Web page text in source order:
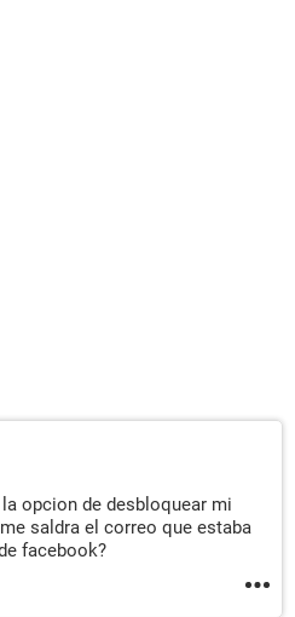
opcion de desbloquear mi
saldra el correo que estaba
facebook?